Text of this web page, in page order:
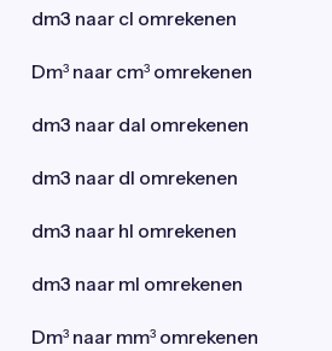
dm3 naar cl omrekenen
Dm³ naar cm³ omrekenen
dm3 naar dal omrekenen
dm3 naar dl omrekenen
dm3 naar hl omrekenen
dm3 naar ml omrekenen
Dm³ naar mm³ omrekenen